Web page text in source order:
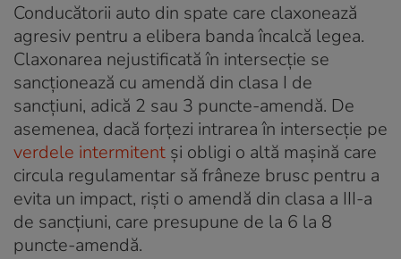
Conducătorii auto din spate care claxonează
agresiv pentru a elibera banda încalcă legea.
Claxonarea nejustificată în intersecție se
sancționează cu amendă din clasa I de
sancțiuni, adică 2 sau 3 puncte-amendă. De
asemenea, dacă forțezi intrarea în intersecție pe
verdele intermitent și obligi o altă mașină care
circula regulamentar să frâneze brusc pentru a
evita un impact, riști o amendă din clasa a III-a
de sancțiuni, care presupune de la 6 la 8
puncte-amendă.